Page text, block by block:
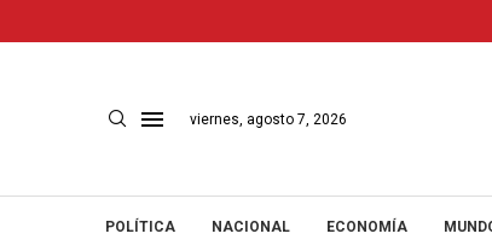
viernes, agosto 7, 2026
POLÍTICA NACIONAL ECONOMÍA